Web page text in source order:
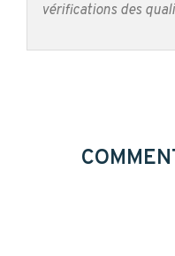
vérifications des